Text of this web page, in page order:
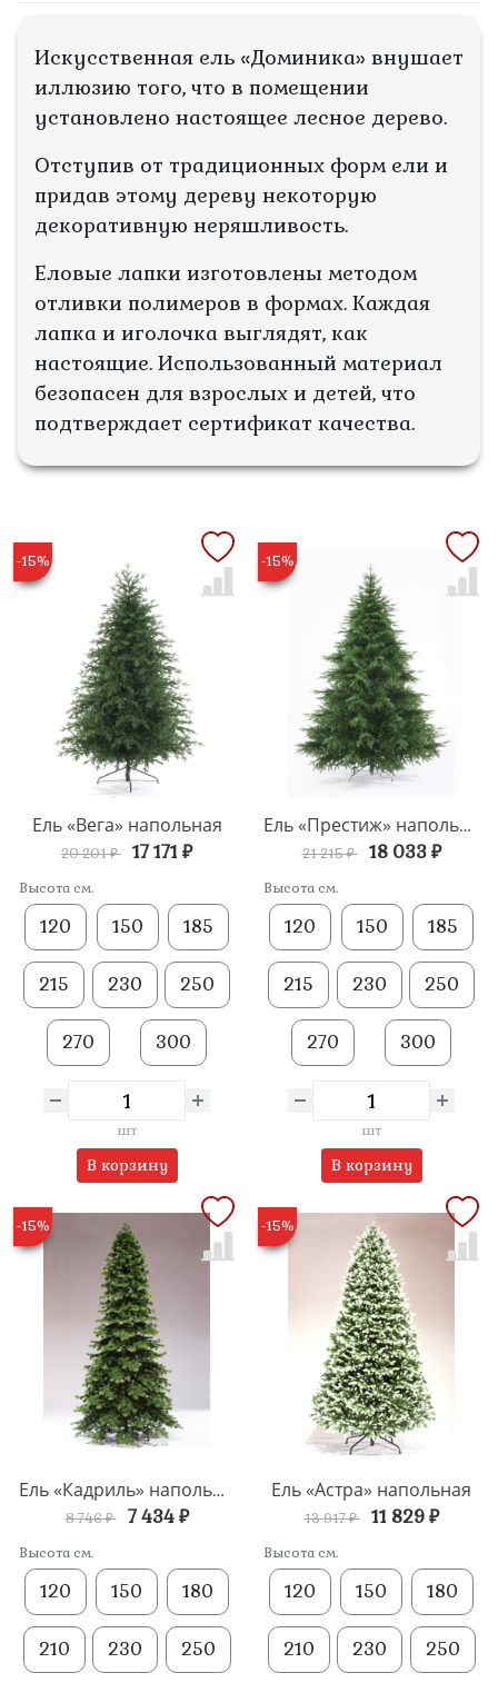
Искусственная ель «Доминика» внушает
иллюзию того, что в помещении
установлено настоящее лесное дерево.
Отступив от традиционных форм ели и
придав этому дереву некоторую
декоративную неряшливость.
Еловые лапки изготовлены методом
отливки полимеров в формах. Каждая
лапка и иголочка выглядят, как
настоящие. Использованный материал
безопасен для взрослых и детей, что
подтверждает сертификат качества.
-15%
Ель «Вега» напольная
20 201 ₽ 17 171 ₽
Высота см.
120 150 185
215 230 250
270 300
шт
В корзину
-15%
Ель «Престиж» напольная
21 215 ₽ 18 033 ₽
Высота см.
120 150 185
215 230 250
270 300
шт
В корзину
-15%
Ель «Кадриль» напольная
8 746 ₽ 7 434 ₽
Высота см.
120 150 180
210 230 250
-15%
Ель «Астра» напольная
13 917 ₽ 11 829 ₽
Высота см.
120 150 180
210 230 250